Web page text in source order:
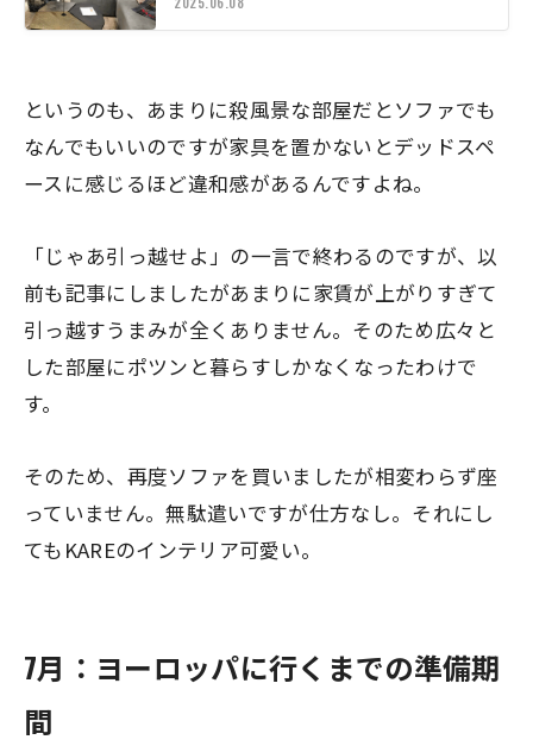
というのも、あまりに殺風景な部屋だとソファでも
なんでもいいのですが家具を置かないとデッドスペ
ースに感じるほど違和感があるんですよね。
「じゃあ引っ越せよ」の一言で終わるのですが、以
前も記事にしましたがあまりに家賃が上がりすぎて
引っ越すうまみが全くありません。そのため広々と
した部屋にポツンと暮らすしかなくなったわけで
す。
そのため、再度ソファを買いましたが相変わらず座
っていません。無駄遣いですが仕方なし。それにし
てもKAREのインテリア可愛い。
7月：ヨーロッパに行くまでの準備期
間